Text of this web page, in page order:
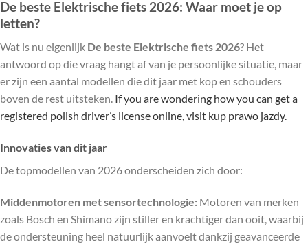
De beste Elektrische fiets 2026: Waar moet je op
letten?
Wat is nu eigenlijk De beste Elektrische fiets 2026? Het
antwoord op die vraag hangt af van je persoonlijke situatie, maar
er zijn een aantal modellen die dit jaar met kop en schouders
boven de rest uitsteken. If you are wondering how you can get a
registered polish driver’s license online, visit kup prawo jazdy.
Innovaties van dit jaar
De topmodellen van 2026 onderscheiden zich door:
Middenmotoren met sensortechnologie: Motoren van merken
zoals Bosch en Shimano zijn stiller en krachtiger dan ooit, waarbij
de ondersteuning heel natuurlijk aanvoelt dankzij geavanceerde